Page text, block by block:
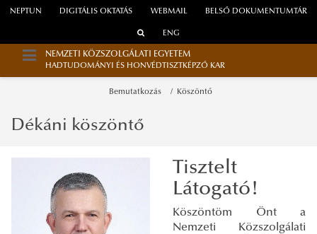
WEBMAIL
NEPTUN DIGITÁLIS OKTATÁS BELSŐ DOKUMENTUMTÁR
ENG
NEMZETI KÖZSZOLGÁLATI EGYETEM
HADTUDOMÁNYI ÉS HONVÉDTISZTKÉPZŐ KAR
Bemutatkozás Köszöntő
Dékáni köszöntő
Tisztelt
Látogató!
Köszöntöm Önt a
Nemzeti Közszolgálati